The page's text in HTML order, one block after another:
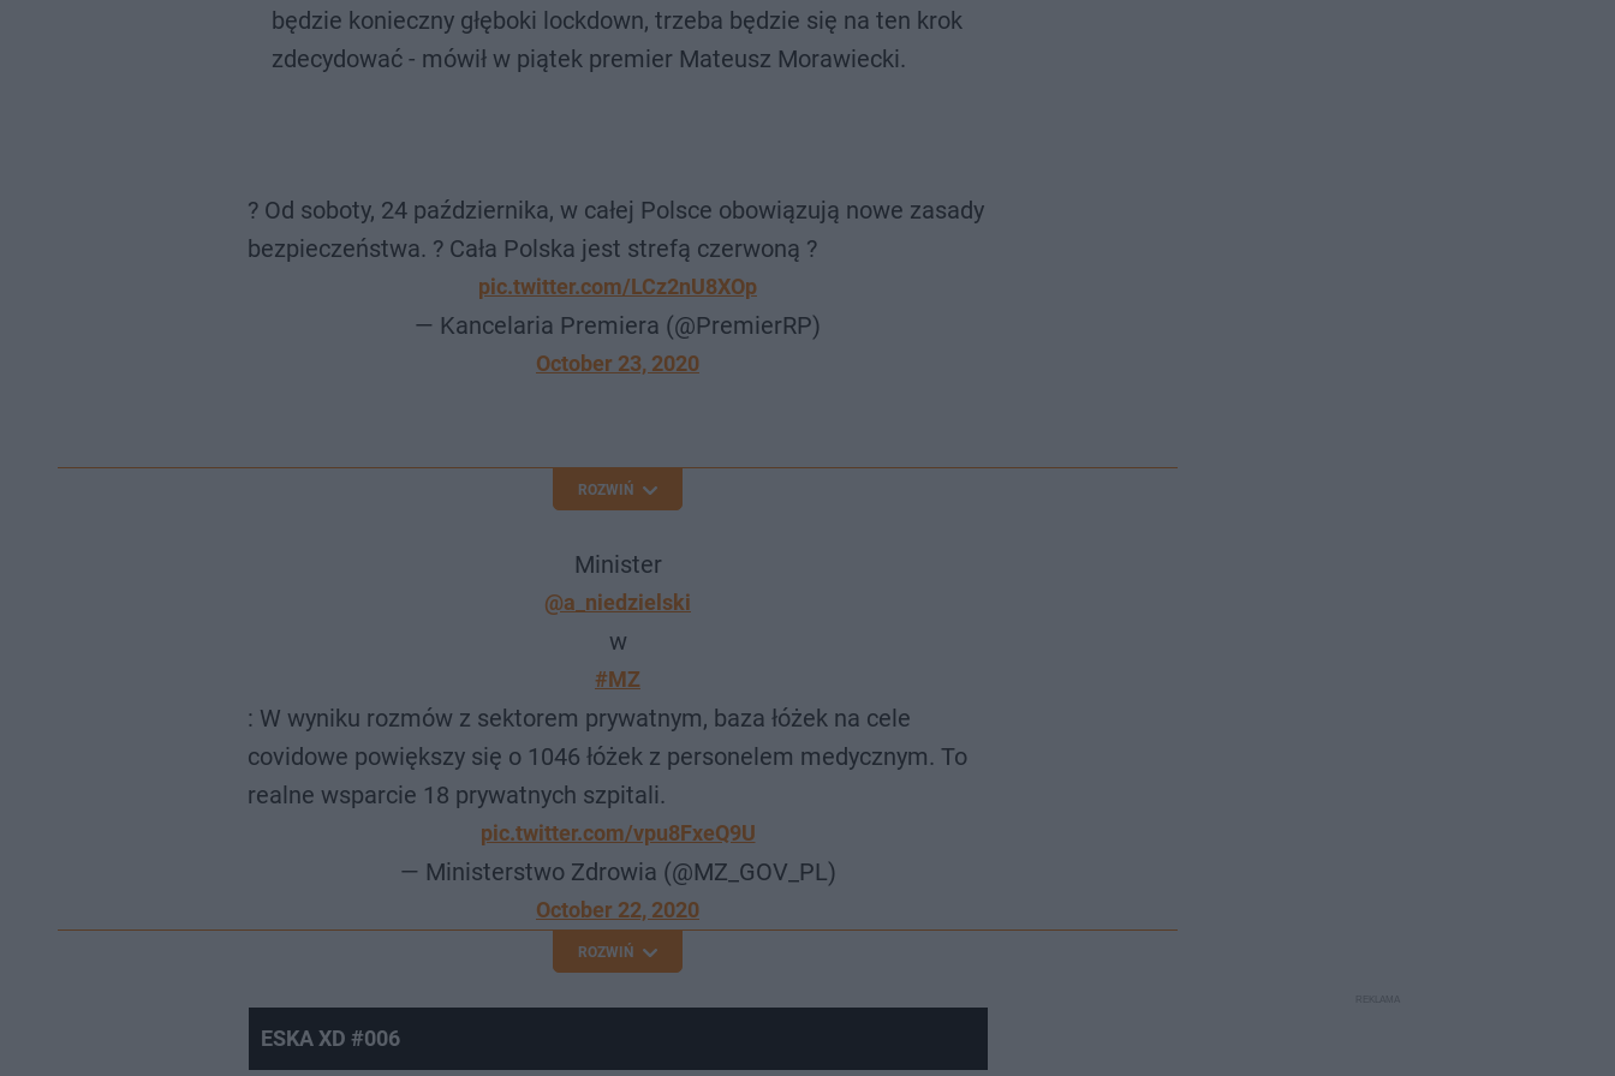
będzie konieczny głęboki lockdown, trzeba będzie się na ten krok
zdecydować - mówił w piątek premier Mateusz Morawiecki.
? Od soboty, 24 października, w całej Polsce obowiązują nowe zasady
bezpieczeństwa. ? Cała Polska jest strefą czerwoną ?
pic.twitter.com/LCz2nU8XOp
— Kancelaria Premiera (@PremierRP)
October 23, 2020
ROZWIŃ
Minister
@a_niedzielski
w
#MZ
: W wyniku rozmów z sektorem prywatnym, baza łóżek na cele
covidowe powiększy się o 1046 łóżek z personelem medycznym. To
realne wsparcie 18 prywatnych szpitali.
pic.twitter.com/vpu8FxeQ9U
— Ministerstwo Zdrowia (@MZ_GOV_PL)
October 22, 2020
ROZWIŃ
ESKA XD #006